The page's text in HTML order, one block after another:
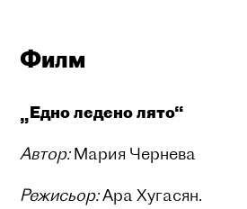
Филм
„Едно ледено лято“
Автор:Мария Чернева
Режисьор:Ара Хугасян.